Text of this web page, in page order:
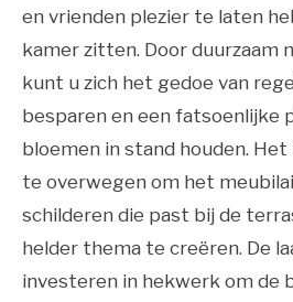
en vrienden plezier te laten
kamer zitten. Door duurzaam
kunt u zich het gedoe van
besparen en een fatsoenlijke
bloemen in stand houden.
te overwegen om het
schilderen die past bij de
helder thema te creëren. De
investeren in hekwerk om de